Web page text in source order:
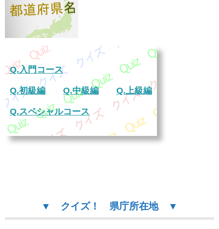
Q.入門コース
Q.初級編 Q.中級編 Q.上級編
Q.スペシャルコース
▼ クイズ！ 県庁所在地 ▼